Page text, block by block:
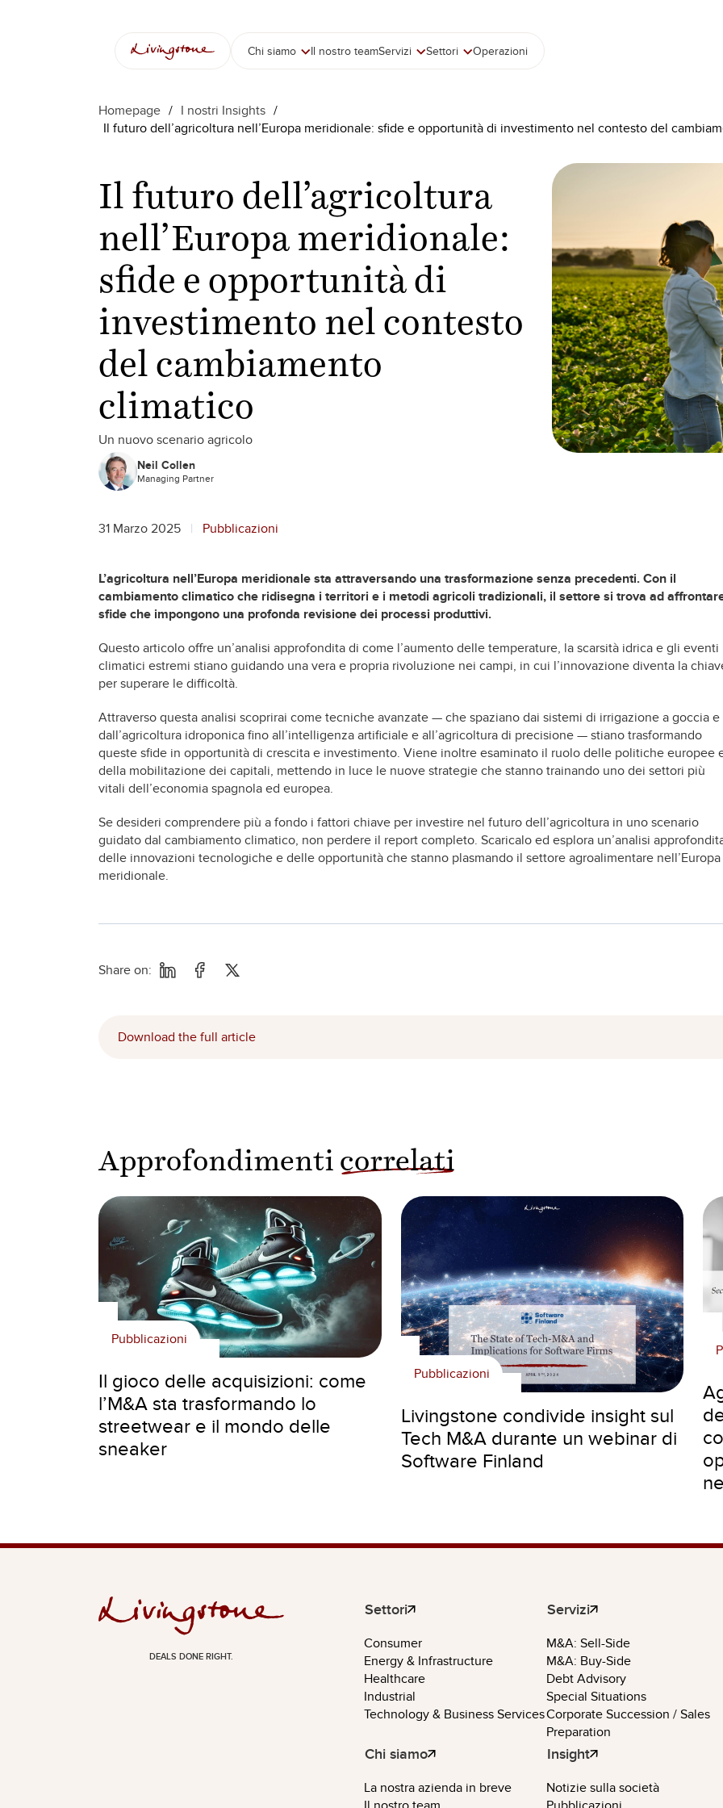
Chi siamo Il nostro teamServizi Settori Operazioni
Homepage / I nostri Insights /
Il futuro dell’agricoltura nell’Europa meridionale: sfide e opportunità di investimento nel contesto del
Il futuro dell’agricoltura
nell’Europa meridionale:
sfide e opportunità di
investimento nel contesto
del cambiamento
climatico
Un nuovo scenario agricolo
Neil Collen
Managing Partner
31 Marzo 2025 Pubblicazioni
L’agricoltura nell’Europa meridionale sta attraversando una trasformazione senza precedenti. Con il
cambiamento climatico che ridisegna i territori e i metodi agricoli tradizionali, il settore si trova ad
sfide che impongono una profonda revisione dei processi produttivi.
Questo articolo offre un’analisi approfondita di come l’aumento delle temperature, la scarsità idrica e gli eventi
climatici estremi stiano guidando una vera e propria rivoluzione nei campi, in cui l’innovazione diventa la
per superare le difficoltà.
Attraverso questa analisi scoprirai come tecniche avanzate — che spaziano dai sistemi di irrigazione a goccia e
dall’agricoltura idroponica fino all’intelligenza artificiale e all’agricoltura di precisione — stiano trasformando
queste sfide in opportunità di crescita e investimento. Viene inoltre esaminato il ruolo delle politiche europee
della mobilitazione dei capitali, mettendo in luce le nuove strategie che stanno trainando uno dei settori più
vitali dell’economia spagnola ed europea.
Se desideri comprendere più a fondo i fattori chiave per investire nel futuro dell’agricoltura in uno scenario
guidato dal cambiamento climatico, non perdere il report completo. Scaricalo ed esplora un’analisi
delle innovazioni tecnologiche e delle opportunità che stanno plasmando il settore agroalimentare nell’Europa
meridionale.
Share on:
Download the full article
Approfondimenti correlati
Pubblicazioni
Il gioco delle acquisizioni: come
l’M&A sta trasformando lo
streetwear e il mondo delle
sneaker
Pubblicazioni
Livingstone condivide insight sul
Tech M&A durante un webinar di
Software Finland
DEALS DONE RIGHT.
Settori
Consumer
Energy & Infrastructure
Healthcare
Industrial
Technology & Business Services
Servizi
M&A: Sell-Side
M&A: Buy-Side
Debt Advisory
Special Situations
Corporate Succession / Sales
Preparation
Chi siamo
La nostra azienda in breve
Insight
Notizie sulla società